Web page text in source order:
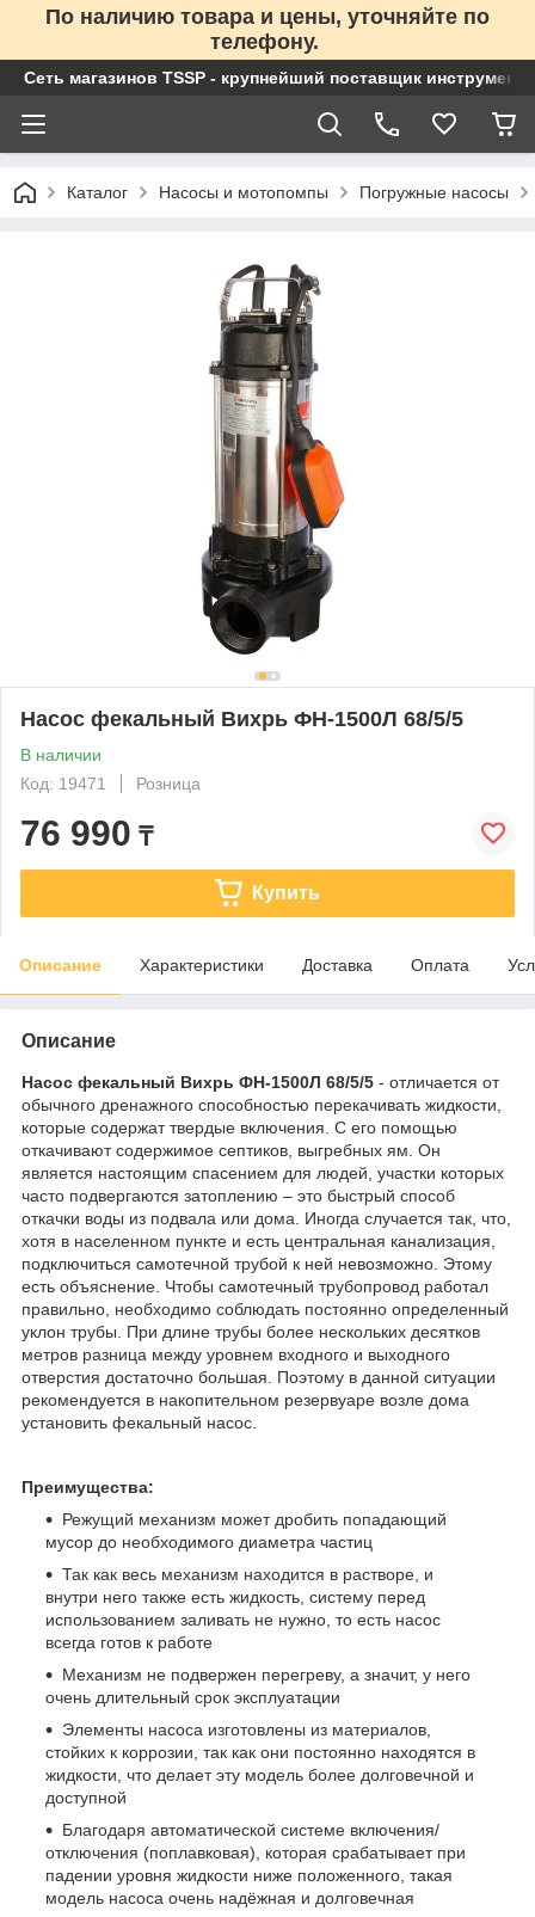
По наличию товара и цены, уточняйте по
телефону.
Сеть магазинов TSSP - крупнейший поставщик
Каталог Насосы и мотопомпы Погружные насосы
Насос фекальный Вихрь ФН-1500Л 68/5/5
В наличии
Код: 19471
Розница
76 990 ₸
Купить
Описание Характеристики Доставка Оплата
Описание
Насос фекальный Вихрь ФН-1500Л 68/5/5 - отличается от
обычного дренажного способностью перекачивать жидкости,
которые содержат твердые включения. С его помощью
откачивают содержимое септиков, выгребных ям. Он
является настоящим спасением для людей, участки которых
часто подвергаются затоплению – это быстрый способ
откачки воды из подвала или дома. Иногда случается так, что,
хотя в населенном пункте и есть центральная канализация,
подключиться самотечной трубой к ней невозможно. Этому
есть объяснение. Чтобы самотечный трубопровод работал
правильно, необходимо соблюдать постоянно определенный
уклон трубы. При длине трубы более нескольких десятков
метров разница между уровнем входного и выходного
отверстия достаточно большая. Поэтому в данной ситуации
рекомендуется в накопительном резервуаре возле дома
установить фекальный насос.
Преимущества:
Режущий механизм может дробить попадающий
мусор до необходимого диаметра частиц
Так как весь механизм находится в растворе, и
внутри него также есть жидкость, систему перед
использованием заливать не нужно, то есть насос
всегда готов к работе
Механизм не подвержен перегреву, а значит, у него
очень длительный срок эксплуатации
Элементы насоса изготовлены из материалов,
стойких к коррозии, так как они постоянно находятся в
жидкости, что делает эту модель более долговечной и
доступной
Благодаря автоматической системе включения/
отключения (поплавковая), которая срабатывает при
падении уровня жидкости ниже положенного, такая
модель насоса очень надёжная и долговечная